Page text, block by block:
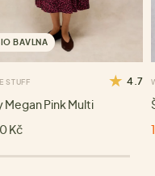
BAVLNA
STUFF 4.7
Megan Pink Multi
Kč